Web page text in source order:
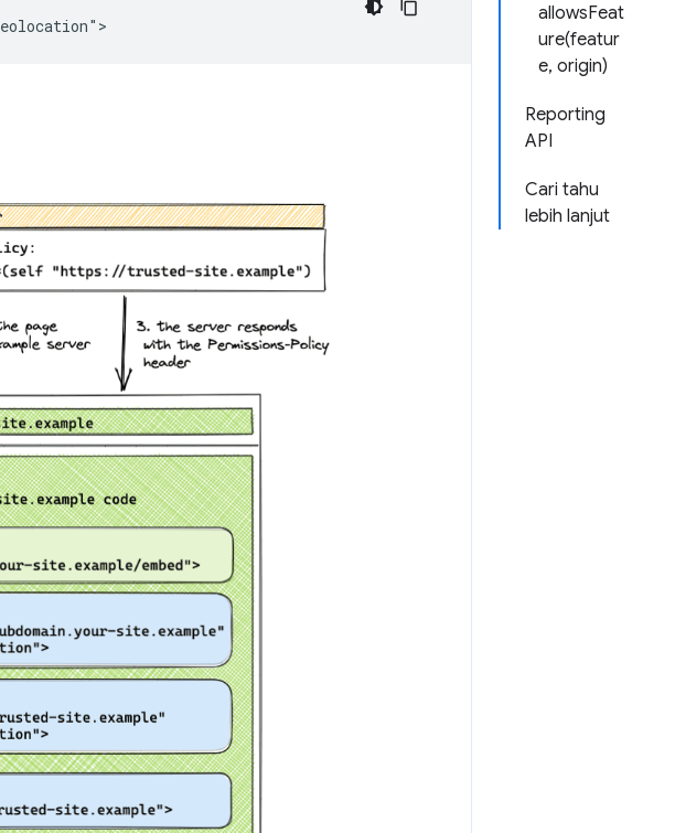
allowsFeat
ure(featur
e, origin)
Reporting
API
Cari tahu
lebih lanjut